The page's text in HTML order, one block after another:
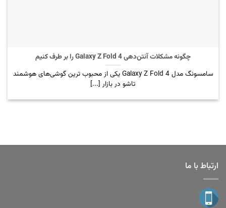
چگونه مشکلات آنتن‌دهی Galaxy Z Fold 4 را بر طرف کنیم
سامسونگ مدل Galaxy Z Fold 4 یکی از محبوب ترین گوشی‌های هوشمند
تا‌شو در بازار [...]
ارتباط با ما